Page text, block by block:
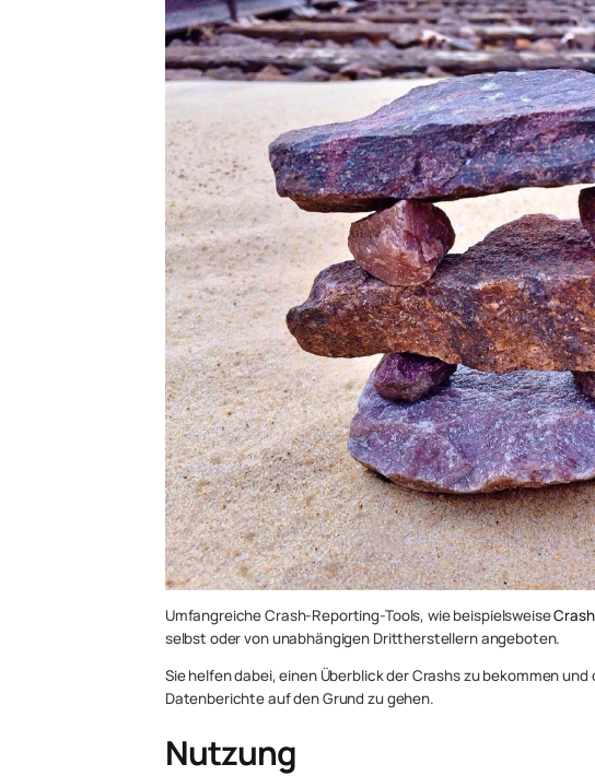
Umfangreiche Crash-Reporting-Tools, wie beispielsweise
selbst oder von unabhängigen Drittherstellern angeboten.
Sie helfen dabei, einen Überblick der Crashs zu bekommen
Datenberichte auf den Grund zu gehen.
Nutzung